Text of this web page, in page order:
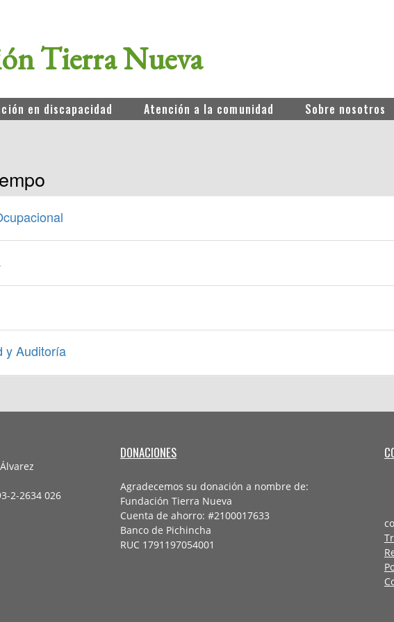
Tierra Nueva
en discapacidad Atención a la comunidad Sobre nosotros
y Auditoría
2-2634 026
DONACIONES
Agradecemos su donación a nombre de:
Fundación Tierra Nueva
Cuenta de ahorro: #2100017633
Banco de Pichincha
RUC 1791197054001